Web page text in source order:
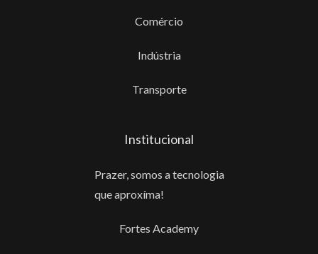
Comércio
Indústria
Transporte
Institucional
Prazer, somos a tecnologia
que aproxíma!
Fortes Academy